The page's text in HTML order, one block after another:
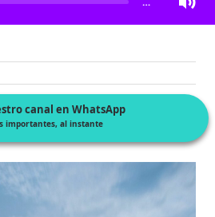
canal en WhatsApp
importantes, al instante